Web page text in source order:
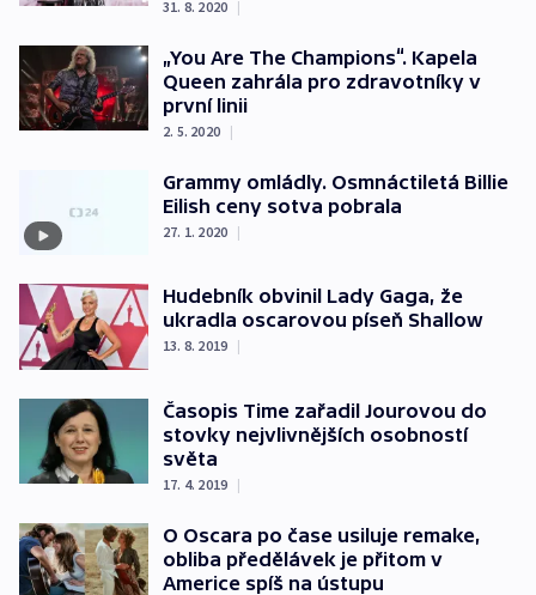
31. 8. 2020 |
„You Are The Champions“. Kapela
Queen zahrála pro zdravotníky v
první linii
2. 5. 2020 |
Grammy omládly. Osmnáctiletá Billie
Eilish ceny sotva pobrala
27. 1. 2020 |
Hudebník obvinil Lady Gaga, že
ukradla oscarovou píseň Shallow
13. 8. 2019 |
Časopis Time zařadil Jourovou do
stovky nejvlivnějších osobností
světa
17. 4. 2019 |
O Oscara po čase usiluje remake,
obliba předělávek je přitom v
Americe spíš na ústupu